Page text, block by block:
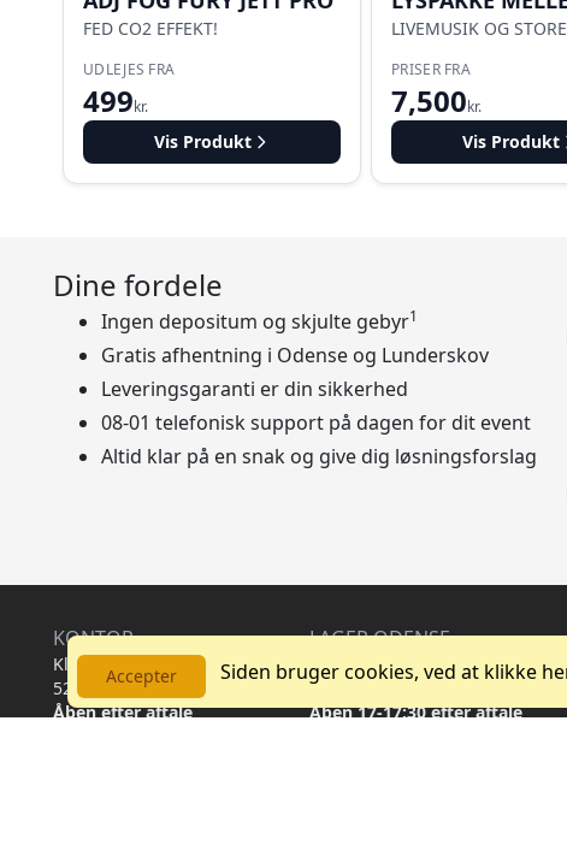
FED CO2 EFFEKT!
UDLEJES FRA
499kr.
Vis Produkt
LIVEMUSIK OG
PRISER FRA
7,500kr.
Vis Produkt
Dine fordele
Ingen depositum og skjulte gebyr1
Gratis afhentning i Odense og Lunderskov
Leveringsgaranti er din sikkerhed
08-01 telefonisk support på dagen for dit event
Altid klar på en snak og give dig løsningsforslag
KONTOR
Klokkestøbervej 29,
5230 Odense M
Åben efter aftale
LAGER ODENSE
Klokkestøbervej 29, PORT 4
5230 Odense M
Åben 17-17:30 efter aftale
Accepter Siden bruger cookies, ved at klikke